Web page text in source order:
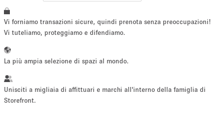
5000+ sq ft
~ 13 persone
Vi forniamo transazioni sicure, quindi prenota senza preoccupazioni!
Vi tuteliamo, proteggiamo e difendiamo.
La più ampia selezione di spazi al mondo.
Unisciti a migliaia di affittuari e marchi all'interno della famiglia di
Storefront.